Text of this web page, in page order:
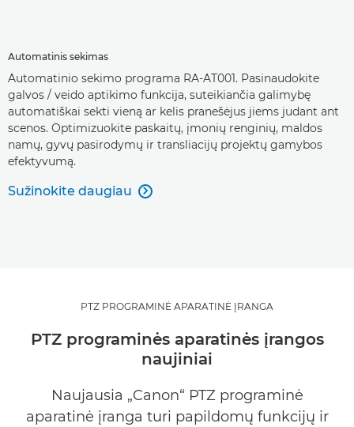
Automatinis sekimas
Automatinio sekimo programa RA-AT001. Pasinaudokite
galvos / veido aptikimo funkcija, suteikiančia galimybę
automatiškai sekti vieną ar kelis pranešėjus jiems judant ant
scenos. Optimizuokite paskaitų, įmonių renginių, maldos
namų, gyvų pasirodymų ir transliacijų projektų gamybos
efektyvumą.
Sužinokite daugiau 
PTZ PROGRAMINĖ APARATINĖ ĮRANGA
PTZ programinės aparatinės įrangos
naujiniai
Naujausia „Canon“ PTZ programinė
aparatinė įranga turi papildomų funkcijų ir